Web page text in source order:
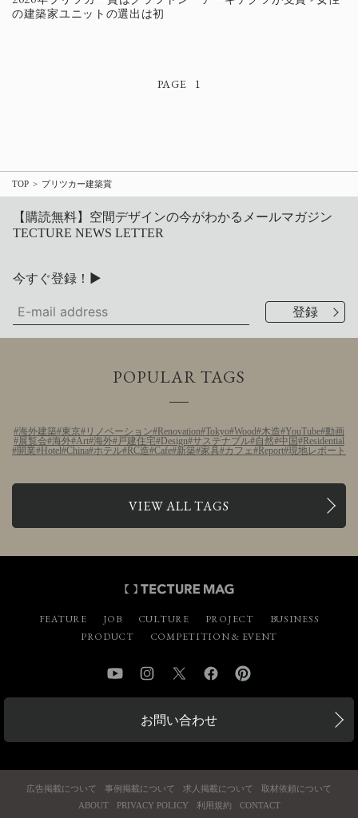
の建築家ユニットの選出は初
1
TOP プリツカー建築賞
【購読無料】空間デザインの今がわかるメールマガジン
TECTURE NEWS LETTER
今すぐ登録！▶
POPULAR TAGS
海外建築 東京 リノベーション Renovation Tokyo Wood 木造 YouTube 動画
展覧会 海外 Art 海外 戸建住宅 Design サステナブル 自然 中国
Residential
開業
Hotel China ホテル RC造 Cafe 新築 家具 カフェ Report 現地レポート
VIEW ALL TAGS
FEATURE JOB CULTURE PROJECT
BUSINESS
PRODUCT
COMPETITION & EVENT
YouTube InstagramTwitter Facebook
お問い合わせ
広告掲載について 事例掲載について 求人掲載について
取材依頼について
ABOUT
PRIVACY POLICY 利用規約 CONTACT